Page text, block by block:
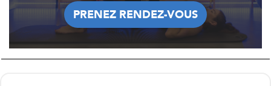
PRENEZ RENDEZ-VOUS
PRENEZ RENDEZ-VOUS